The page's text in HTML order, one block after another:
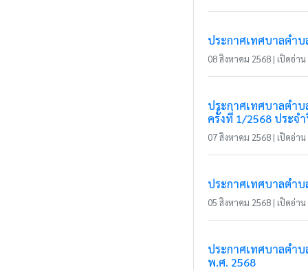
ประกาศเทศบาลตำ
08 สิงหาคม 2568 | เปิดอ่าน
ประกาศเทศบาลตำบ
ครั้งที่ 1/2568 ประจ
07 สิงหาคม 2568 | เปิดอ่าน
ประกาศเทศบาลตำ
05 สิงหาคม 2568 | เปิดอ่าน
ประกาศเทศบาลตำ
พ.ศ. 2568